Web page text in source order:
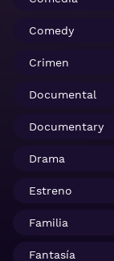
Comedy
Crimen
Documental
Documentary
Drama
Estreno
Familia
Fantasía